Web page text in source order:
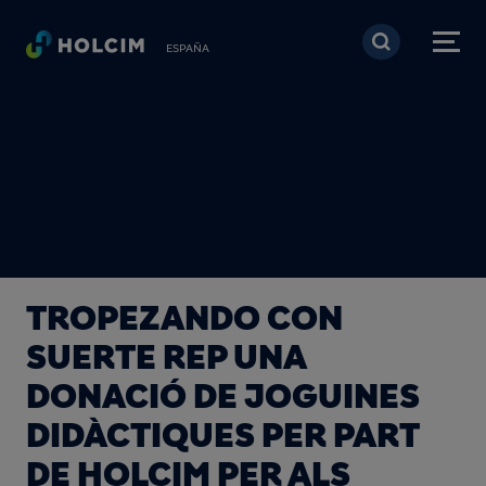
Pasar al contenido
ESPAÑA
TROPEZANDO CON
SUERTE REP UNA
DONACIÓ DE JOGUINES
DIDÀCTIQUES PER PART
DE HOLCIM PER ALS